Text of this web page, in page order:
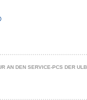
AN DEN SERVICE-PCS DER